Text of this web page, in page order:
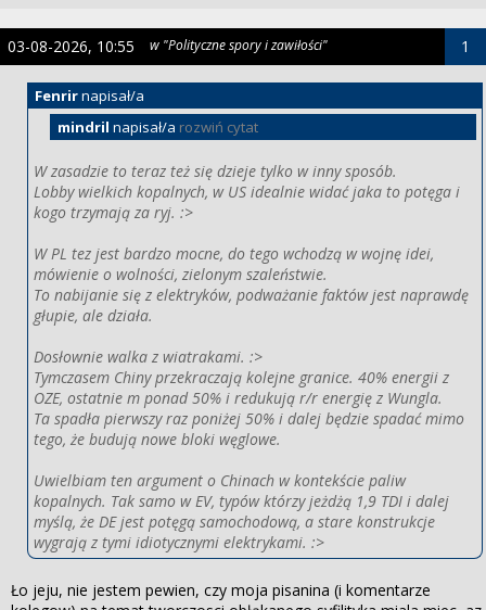
Fenrirnapisał/a
mindril napisał/a rozwiń cytat
W zasadzie to teraz też się dzieje tylko w inny sposób.
Lobby wielkich kopalnych, w US idealnie widać jaka to potęga i
kogo trzymają za ryj. :>
W PL tez jest bardzo mocne, do tego wchodzą w wojnę idei,
mówienie o wolności, zielonym szaleństwie.
To nabijanie się z elektryków, podważanie faktów jest naprawdę
głupie, ale działa.
Dosłownie walka z wiatrakami. :>
Tymczasem Chiny przekraczają kolejne granice. 40% energii z
OZE, ostatnie m ponad 50% i redukują r/r energię z Wungla.
Ta spadła pierwszy raz poniżej 50% i dalej będzie spadać mimo
tego, że budują nowe bloki węglowe.
Uwielbiam ten argument o Chinach w kontekście paliw
kopalnych. Tak samo w EV, typów którzy jeżdżą 1,9 TDI i dalej
myślą, że DE jest potęgą samochodową, a stare konstrukcje
wygrają z tymi idiotycznymi elektrykami. :>
Ło jeju, nie jestem pewien, czy moja pisanina (i komentarze
03-08-2026, 10:55 w "Polityczne spory i zawiłości" 1